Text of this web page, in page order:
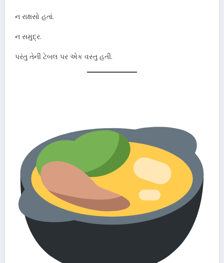
ન રાક્ષસો હતાં.
ન સમુદ્ર.
પરંતુ તેની ટેબલ પર એક વસ્તુ હતી.